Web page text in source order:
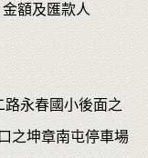
額及匯款人
永春國小後面之
之坤章南屯停車場